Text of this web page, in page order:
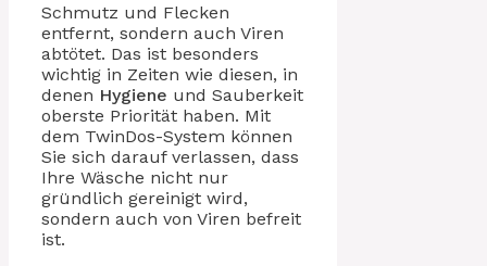
Schmutz und Flecken
entfernt, sondern auch Viren
abtötet. Das ist besonders
wichtig in Zeiten wie diesen, in
denen Hygiene und Sauberkeit
oberste Priorität haben. Mit
dem TwinDos-System können
Sie sich darauf verlassen, dass
Ihre Wäsche nicht nur
gründlich gereinigt wird,
sondern auch von Viren befreit
ist.